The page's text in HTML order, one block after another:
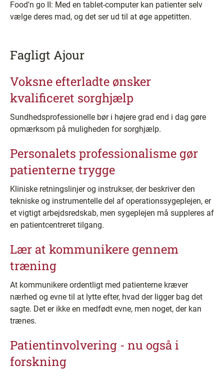
Food'n go II: Med en tablet-computer kan patienter selv
vælge deres mad, og det ser ud til at øge appetitten.
Fagligt Ajour
Voksne efterladte ønsker
kvalificeret sorghjælp
Sundhedsprofessionelle bør i højere grad end i dag gøre
opmærksom på muligheden for sorghjælp.
Personalets professionalisme gør
patienterne trygge
Kliniske retningslinjer og instrukser, der beskriver den
tekniske og instrumentelle del af operationssygeplejen, er
et vigtigt arbejdsredskab, men sygeplejen må suppleres af
en patientcentreret tilgang.
Lær at kommunikere gennem
træning
At kommunikere ordentligt med patienterne kræver
nærhed og evne til at lytte efter, hvad der ligger bag det
sagte. Det er ikke en medfødt evne, men noget, der kan
trænes.
Patientinvolvering - nu også i
forskning